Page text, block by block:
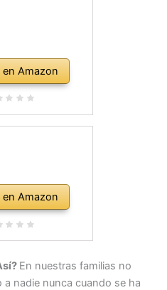
Amazon
Amazon
En nuestras familias no
nadie nunca cuando se ha